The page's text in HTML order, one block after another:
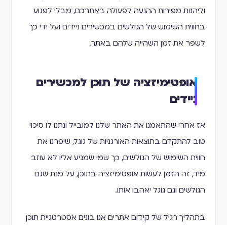
וליהנות מפירות ההנעה לפעולה באתרכם, מבלי לפגוע
בחווית השימוש של הגולשים במכשירים ניידים ועל ידי כך
לשפר את זמן השהייה שלהם באתר.
אופטימיזציה של תוכן למכשירים
ניידים
אז אחרי שהתאמנו את האתר שלנו למובייל ונתנו לו סיכוי
טוב להתקדם בתוצאות האורגניות של גוגל, שיפרנו את
חווית השימוש של הגולשים, כך שמי שמגיע אליו לא עוזב
מיד, זה הזמן לעשות אופטימיזציה בתוכן, על מנת שגם
הגולשים וגם גוגל יאהבו אותו.
בתהליך רגיל של קידום אתרים אנו בונים אסטרטגיית תוכן